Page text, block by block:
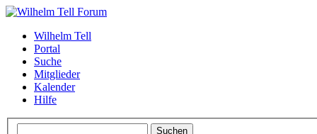
Wilhelm Tell
Portal
Suche
Mitglieder
Kalender
Hilfe